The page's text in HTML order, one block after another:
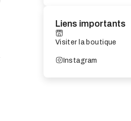
Liens importants
Visiter la boutique
Instagram